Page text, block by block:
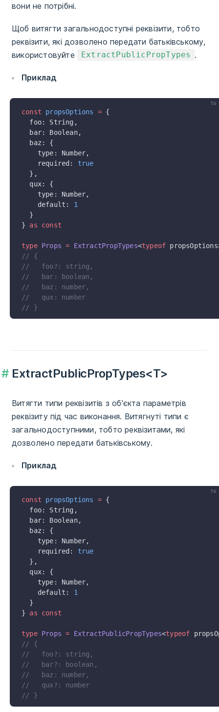
вони не потрібні.
Щоб витягти загальнодоступні реквізити, тобто
реквізити, які дозволено передати батьківському,
використовуйте
ExtractPublicPropTypes .
Приклад
ts
const propsOptions = {
  foo: String,
  bar: Boolean,
  baz: {
    type: Number,
    required:
true
  },
  qux: {
    type: Number,
    default:
1
  }
} as const
type Props = ExtractPropTypes<typeof
// {
//   foo?: string,
//   bar: boolean,
//   baz: number,
//   qux: number
// }
ExtractPublicPropTypes<T>
Витягти типи реквізитів з об'єкта параметрів
реквізиту під час виконання. Витягнуті типи є
загальнодоступними, тобто реквізитами, які
дозволено передати батьківському.
Приклад
ts
const propsOptions = {
  foo: String,
  bar: Boolean,
  baz: {
    type: Number,
    required:
true
  },
  qux: {
    type: Number,
    default:
1
  }
} as const
type Props = ExtractPublicPropTypes<typeof
// {
//   foo?: string,
//   bar?: boolean,
//   baz: number,
//   qux?: number
// }